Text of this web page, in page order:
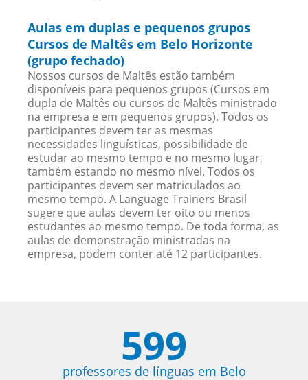
Aulas em duplas e pequenos grupos
Cursos de Maltês em Belo Horizonte
(grupo fechado)
Nossos cursos de Maltês estão também
disponíveis para pequenos grupos (Cursos em
dupla de Maltês ou cursos de Maltês ministrado
na empresa e em pequenos grupos). Todos os
participantes devem ter as mesmas
necessidades linguísticas, possibilidade de
estudar ao mesmo tempo e no mesmo lugar,
também estando no mesmo nível. Todos os
participantes devem ser matriculados ao
mesmo tempo. A Language Trainers Brasil
sugere que aulas devem ter oito ou menos
estudantes ao mesmo tempo. De toda forma, as
aulas de demonstração ministradas na
empresa, podem conter até 12 participantes.
599
professores de línguas em Belo